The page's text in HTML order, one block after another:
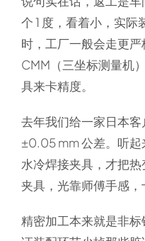
个 1 度，看着小，实
时，工厂一般会走更
CMM（三坐标测量机
具来卡精度。
去年我们给一家日本
±0.05 mm 公差。听起
水冷焊接夹具，才把
夹具，光靠师傅手感，
精密加工本来就是非